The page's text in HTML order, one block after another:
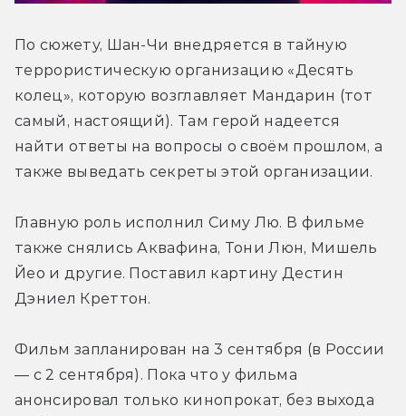
По сюжету, Шан-Чи внедряется в тайную
террористическую организацию «Десять
колец», которую возглавляет Мандарин (тот
самый, настоящий). Там герой надеется
найти ответы на вопросы о своём прошлом, а
также выведать секреты этой организации.
Главную роль исполнил Симу Лю. В фильме
также снялись Аквафина, Тони Люн, Мишель
Йео и другие. Поставил картину Дестин
Дэниел Креттон.
Фильм запланирован на 3 сентября (в России
— с 2 сентября). Пока что у фильма
анонсировал только кинопрокат, без выхода